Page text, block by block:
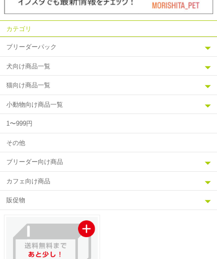
カテゴリ
ブリーダーパック
犬向け商品一覧
猫向け商品一覧
小動物向け商品一覧
1〜999円
その他
ブリーダー向け商品
カフェ向け商品
販促物